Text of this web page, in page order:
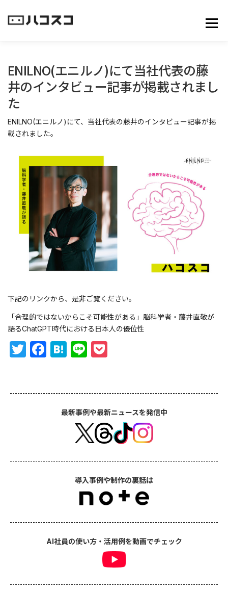
ン
メニュ
ENILNO(エニルノ)にて当社代表の藤
井のインタビュー記事が掲載されまし
た
ENILNO(エニルノ)にて、当社代表の藤井のインタビュー記事が掲
載されました。
下記のリンクから、是非ご覧ください。
「合理的ではないからこそ可能性がある」脳科学者・藤井直敬が
語るChatGPT時代における日本人の優位性
Twitter
Facebook
Hatena
Line
最新事例や最新ニュースを発信中
導入事例や制作の裏話は
AI社員の使い方・活用例を動画でチェック